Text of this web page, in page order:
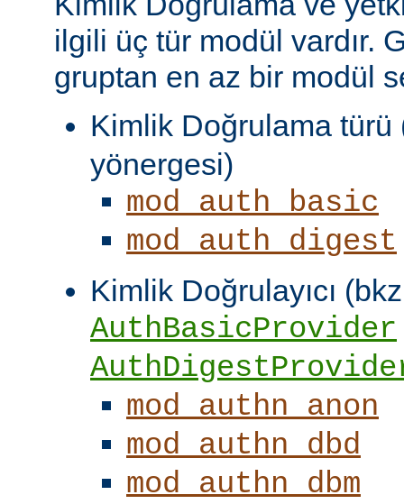
ilgili üç tür modül vardır.
gruptan en az bir modül
Kimlik Doğrulama
yönergesi)
mod_auth_basic
mod_auth_digest
Kimlik Doğrulayıcı
AuthBasicProvider
mod_authn_anon
mod_authn_dbd
mod_authn_dbm